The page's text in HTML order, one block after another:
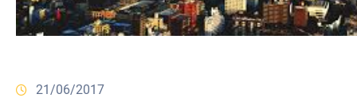
21/06/2017